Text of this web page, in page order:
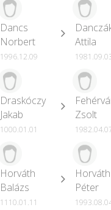
Dancs
Norbert
1996.12.09
Attila
Draskóczy
Jakab
1000.01.01
Zsolt
Horváth
Balázs
1110.01.11
Horváth
Péter